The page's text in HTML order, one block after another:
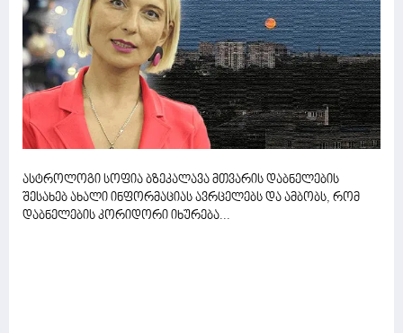
ასტროლოგი სოფია ბზეკალავა მთვარის დაბნელების
შესახებ ახალი ინფორმაციას ავრცელებს და ამბობს, რომ
დაბნელების კორიდორი იხურება...